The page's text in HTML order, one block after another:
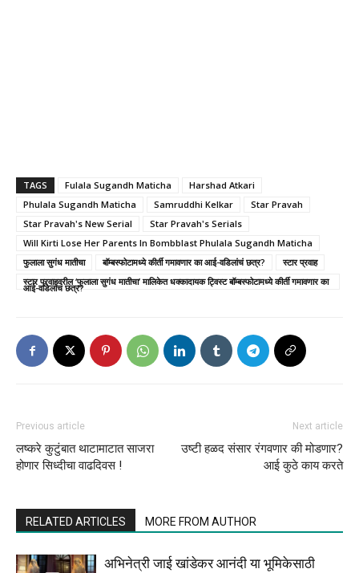
TAGS Fulala Sugandh Maticha
Harshad Atkari
Phulala Sugandh Maticha
Samruddhi Kelkar
Star Pravah
Star Pravah's New Serial
Star Pravah's Serials
Will Kirti Lose Her Parents In Bombblast Phulala Sugandh Maticha
फुलाला सुगंध मातीचा
बॉम्बस्फोटामध्ये कीर्ती गमावणार का आई-वडिलांचं छत्र?
स्टार प्रवाह
स्टार प्रवाहवरील ‘फुलाला सुगंध मातीचा’ मालिकेत धक्कादायक ट्विस्ट बॉम्बस्फोटामध्ये कीर्ती गमावणार का
आई-वडिलांचं छत्र?
Previous article
लष्करे कुटुंबात थाटामाटात साजरा
होणार सिध्दीचा वाढदिवस !
Next article
उष्टी हळद संसार रंगवणार की मोडणार?
आई कुठे काय करते
RELATED ARTICLES MORE FROM AUTHOR
अभिनेत्री जाई खांडेकर आनंदी या भूमिकेसाठी